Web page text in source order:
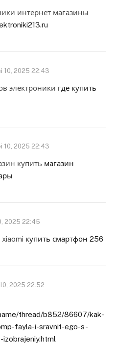
интернет магазины
10, 2025 22:43
электроники где купить
10, 2025 22:43
купить магазин
2025 22:45
купить смартфон 256
2025 22:52
thread/b852/86607/kak-
fayla-i-sravnit-ego-s-